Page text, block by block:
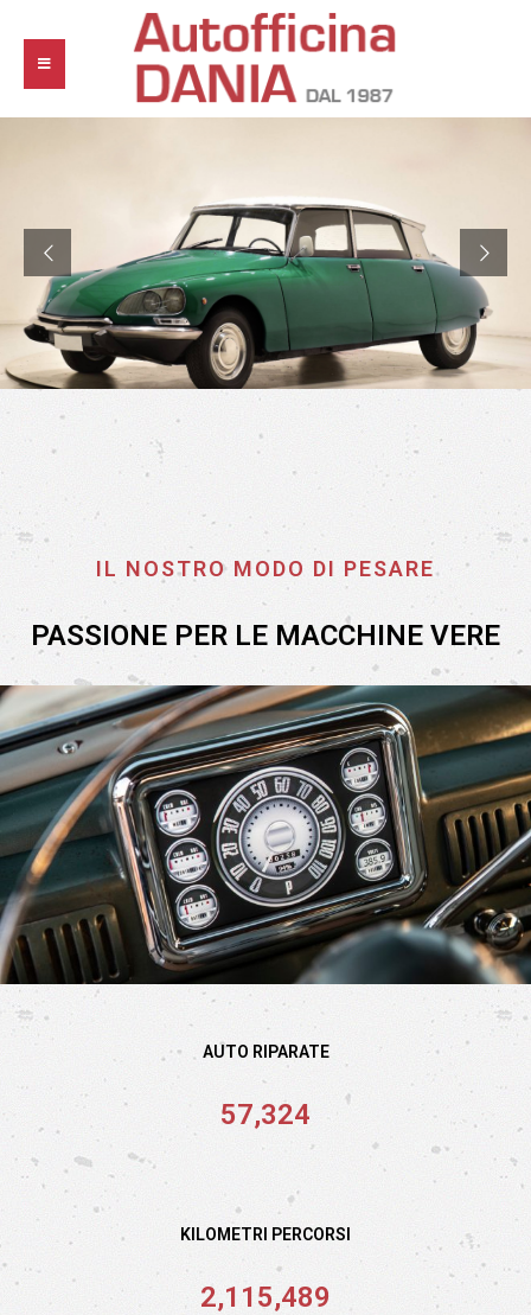
IL NOSTRO MODO DI PESARE
PASSIONE PER LE MACCHINE VERE​
AUTO RIPARATE
57,324
KILOMETRI PERCORSI
2,115,489